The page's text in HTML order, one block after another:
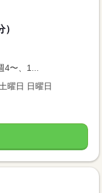
〜、1...
曜日 日曜日